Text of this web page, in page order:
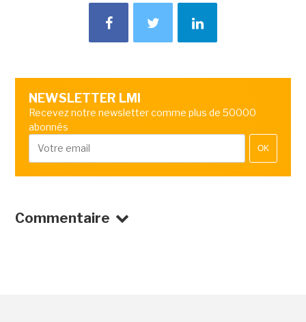
NEWSLETTER LMI
Recevez notre newsletter comme plus de 50000
abonnés
OK
Commentaire